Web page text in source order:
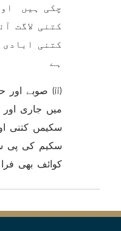
چکی ہیں
کتنی لاگت
کتنی
ہے
میں جاری
سکیمں کتنی
سکیم کی پی
کوائف بھی